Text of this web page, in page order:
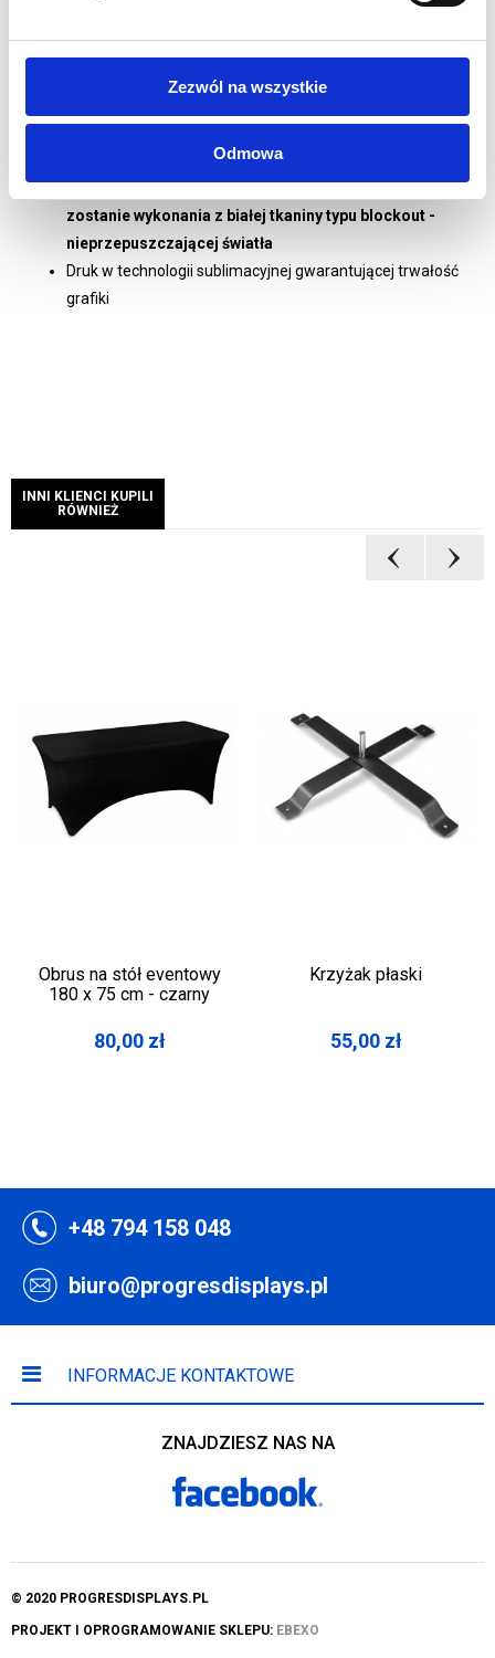
Zezwól na wszystkie
Odmowa
Gwarancja 12 miesięcy
Idealnie podświetlona i nasycona grafika
Wybierając wydruk jednostronny tylna grafika
zostanie wykonania z białej tkaniny typu blockout -
nieprzepuszczającej światła
Druk w technologii sublimacyjnej gwarantującej trwałość
grafiki
INNI KLIENCI KUPILI
RÓWNIEŻ
Obrus na stół eventowy
180 x 75 cm - czarny
80,00 zł
Krzyżak płaski
55,00 zł
+48 794 158 048
biuro@progresdisplays.pl
INFORMACJE KONTAKTOWE
ZNAJDZIESZ NAS NA
© 2020 PROGRESDISPLAYS.PL
PROJEKT I OPROGRAMOWANIE SKLEPU: EBEXO